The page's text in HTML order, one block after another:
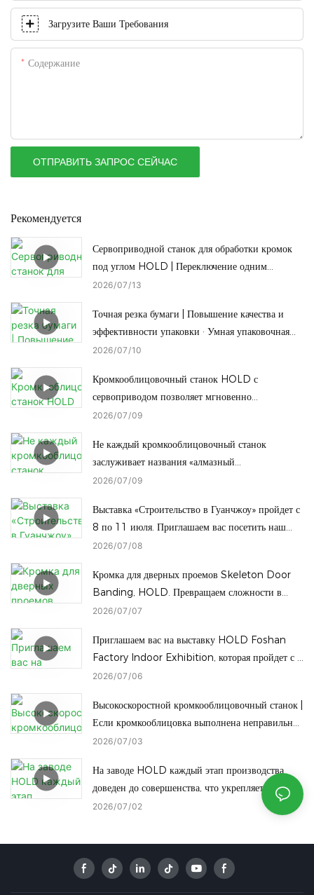
Загрузите Ваши Требования
Содержание
ОТПРАВИТЬ ЗАПРОС СЕЙЧАС
Рекомендуется
Сервоприводной станок для обработки кромок
под углом HOLD | Переключение одним
нажатием кнопки между полной обработкой
под наклоном
2026 07 13
Точная резка бумаги | Повышение качества и
эффективности упаковки · Умная упаковочная
машина HOLD
2026 07 10
Кромкооблицовочный станок HOLD с
сервоприводом позволяет мгновенно
переключаться одним нажатием кнопки для
сокращает время простоя.
2026 07 09
Не каждый кромкооблицовочный станок
заслуживает названия «алмазный
кромкооблицовочный станок», и не каждый
на радиусную кромку одним касанием.
2026 07 09
Выставка «Строительство в Гуанчжоу» пройдет с
8 по 11 июля. Приглашаем вас посетить наш
завод.
2026 07 08
Кромка для дверных проемов Skeleton Door
Banding, HOLD. Превращаем сложности в
успех.
2026 07 07
Приглашаем вас на выставку HOLD Foshan
Factory Indoor Exhibition, которая пройдет с 8
по 11 июля! На выставке вы сможете
деревообрабатывающего оборудования.
2026 07 06
Высокоскоростной кромкооблицовочный станок |
Если кромкооблицовка выполнена неправильно,
даже самые лучшие панели окажутся
2026 07 03
На заводе HOLD каждый этап производства
доведен до совершенства, что укрепляет наши
позиции как ведущего представителя китайской
2026 07 02